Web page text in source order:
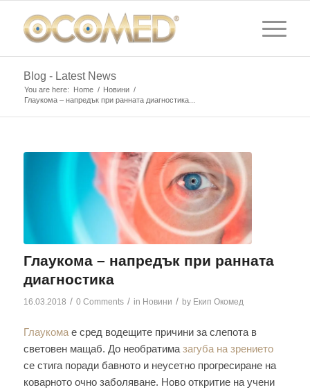
Blog - Latest News
You are here: Home / Новини /
Глаукома – напредък при ранната диагностика...
Глаукома – напредък при ранната
диагностика
16.03.2018 / 0 Comments / in Новини / by Екип Окомед
Глаукомае сред водещите причини за слепота в
световен мащаб. До необратимазагуба на зрението
се стига поради бавното и неусетно прогресиране на
коварното очно заболяване. Ново откритие на учени